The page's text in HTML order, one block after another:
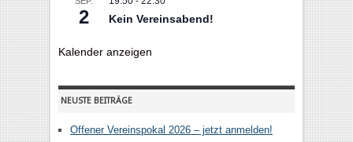
2 Kein Vereinsabend!
Kalender anzeigen
NEUSTE BEITRÄGE
Offener Vereinspokal 2026 – jetzt anmelden!